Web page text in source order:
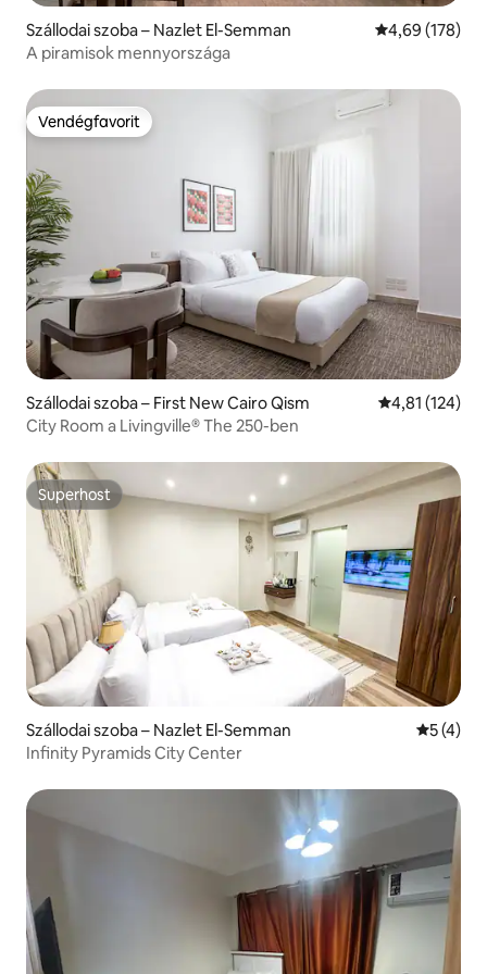
Szállodai szoba – Nazlet El-Semman Átlagos
4,69 (178)
A piramisok mennyországa
Vendégfavorit
Vendégfavorit
Szállodai szoba – First New Cairo Qism Átlagos
4,81 (124)
City Room a Livingville® The 250-ben
Superhost
Superhost
Szállodai szoba – Nazlet El-Semman Átlagos
5 (4)
Infinity Pyramids City Center